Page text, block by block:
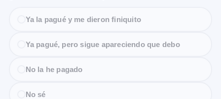
Ya la pagué y me dieron finiquito
Ya pagué, pero sigue apareciendo que debo
No la he pagado
No sé